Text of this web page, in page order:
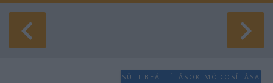
SÜTI BEÁLLÍTÁSOK MÓDOSÍTÁSA